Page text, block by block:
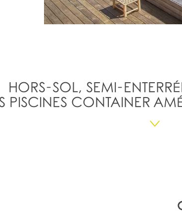
HORS-SOL, SEMI-
PISCINES CONTAINER